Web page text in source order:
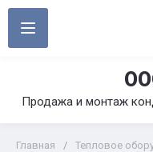
Продажа и монтаж
Главная / Тепловое